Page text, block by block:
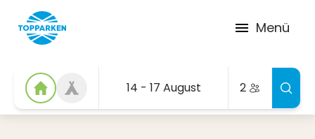
Menü
14 - 17 August 2